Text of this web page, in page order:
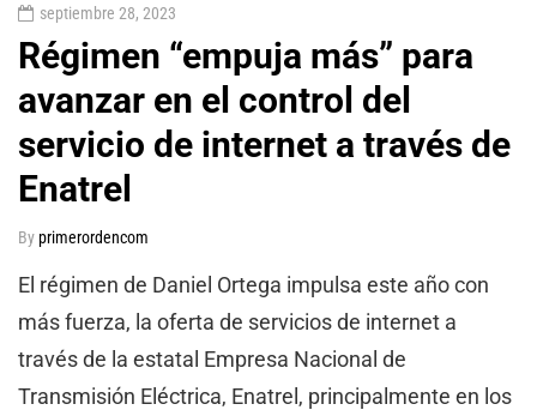
septiembre 28, 2023
Régimen “empuja más” para
avanzar en el control del
servicio de internet a través de
Enatrel
Byprimerordencom
El régimen de Daniel Ortega impulsa este año con
más fuerza, la oferta de servicios de internet a
través de la estatal Empresa Nacional de
Transmisión Eléctrica, Enatrel, principalmente en los